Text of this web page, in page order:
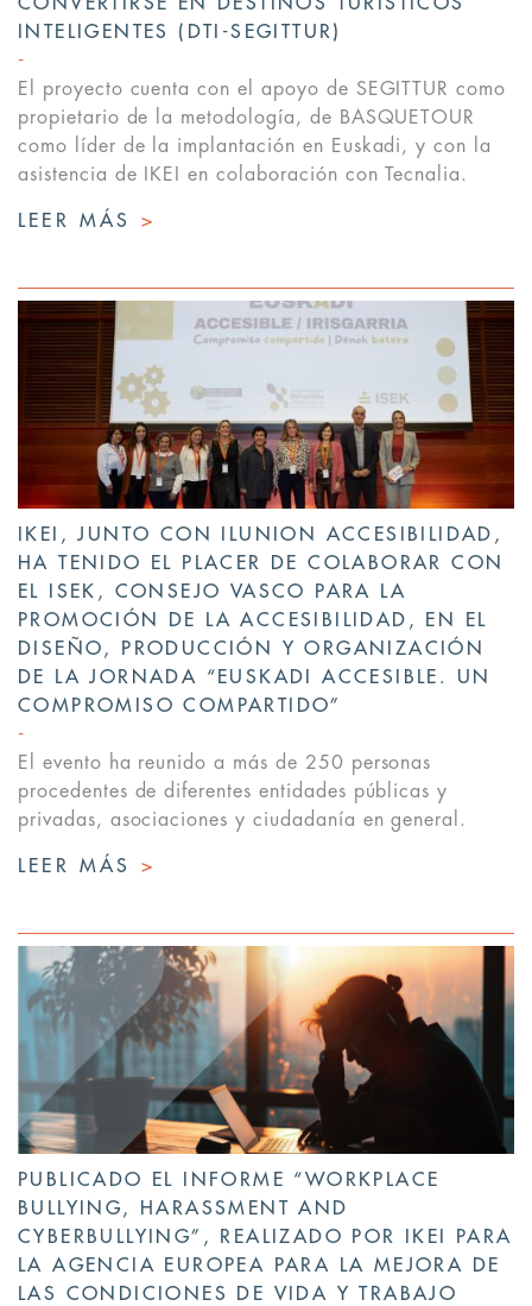
INTELIGENTES (DTI-SEGITTUR)
El proyecto cuenta con el apoyo de SEGITTUR como
propietario de la metodología, de BASQUETOUR
como líder de la implantación en Euskadi, y con la
asistencia de IKEI en colaboración con Tecnalia.
LEER MÁS >
IKEI, JUNTO CON ILUNION ACCESIBILIDAD,
HA TENIDO EL PLACER DE COLABORAR CON
EL ISEK, CONSEJO VASCO PARA LA
PROMOCIÓN DE LA ACCESIBILIDAD, EN EL
DISEÑO, PRODUCCIÓN Y ORGANIZACIÓN
DE LA JORNADA “EUSKADI ACCESIBLE. UN
COMPROMISO COMPARTIDO”
El evento ha reunido a más de 250 personas
procedentes de diferentes entidades públicas y
privadas, asociaciones y ciudadanía en general.
LEER MÁS >
PUBLICADO EL INFORME “WORKPLACE
BULLYING, HARASSMENT AND
CYBERBULLYING”, REALIZADO POR IKEI PARA
LA AGENCIA EUROPEA PARA LA MEJORA DE
LAS CONDICIONES DE VIDA Y TRABAJO